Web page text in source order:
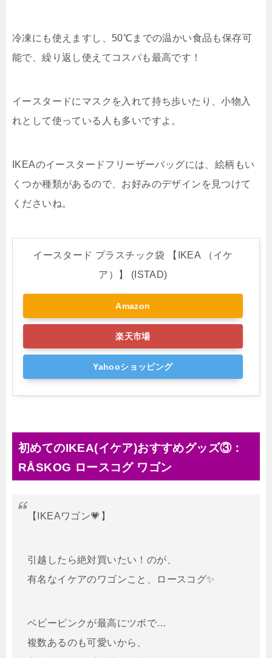
冷凍にも使えますし、50℃までの温かい食品も保存可
能で、繰り返し使えてコスパも最高です！
イースタードにマスクを入れて持ち歩いたり、小物入
れとして使っている人も多いですよ。
IKEAのイースタードフリーザーバッグには、絵柄もい
くつか種類があるので、お好みのデザインを見つけて
くださいね。
イースタード プラスチック袋 【IKEA （イケ
ア）】 (ISTAD)
Amazon
楽天市場
Yahooショッピング
初めてのIKEA(イケア)おすすめグッズ③：
RÅSKOG ロースコグ ワゴン
【IKEAワゴン💗】
引越したら絶対買いたい！のが、
有名なイケアのワゴンこと、ロースコグ✨
ベビーピンクが最高にツボで…
複数あるのも可愛いから、